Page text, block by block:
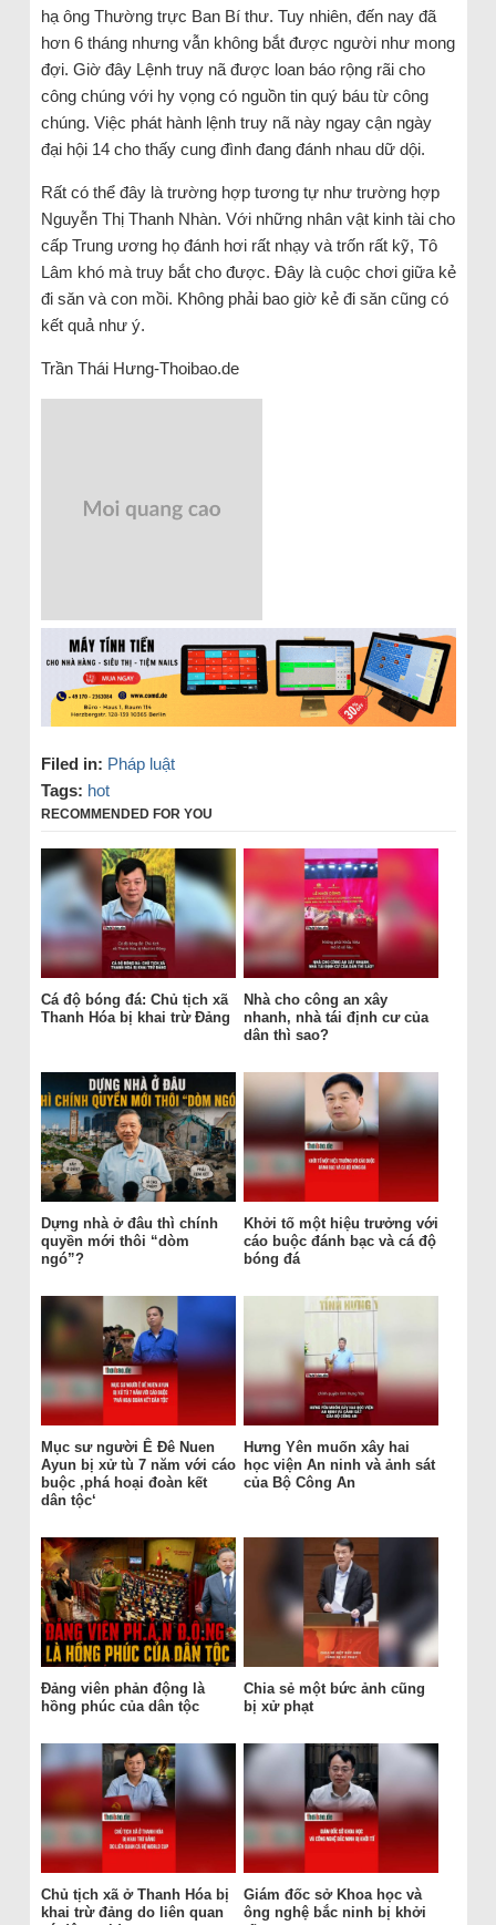
hạ ông Thường trực Ban Bí thư. Tuy nhiên, đến nay đã
hơn 6 tháng nhưng vẫn không bắt được người như mong
đợi. Giờ đây Lệnh truy nã được loan báo rộng rãi cho
công chúng với hy vọng có nguồn tin quý báu từ công
chúng. Việc phát hành lệnh truy nã này ngay cận ngày
đại hội 14 cho thấy cung đình đang đánh nhau dữ dội.
Rất có thể đây là trường hợp tương tự như trường hợp
Nguyễn Thị Thanh Nhàn. Với những nhân vật kinh tài cho
cấp Trung ương họ đánh hơi rất nhạy và trốn rất kỹ, Tô
Lâm khó mà truy bắt cho được. Đây là cuộc chơi giữa kẻ
đi săn và con mồi. Không phải bao giờ kẻ đi săn cũng có
kết quả như ý.
Trần Thái Hưng-Thoibao.de
Filed in: Pháp luật
Tags: hot
RECOMMENDED FOR YOU
Cá độ bóng đá: Chủ tịch xã
Thanh Hóa bị khai trừ Đảng
Nhà cho công an xây
nhanh, nhà tái định cư của
dân thì sao?
Dựng nhà ở đâu thì chính
quyền mới thôi “dòm
ngó”?
Khởi tố một hiệu trưởng với
cáo buộc đánh bạc và cá độ
bóng đá
Mục sư người Ê Đê Nuen
Ayun bị xử tù 7 năm với cáo
buộc ‚phá hoại đoàn kết
dân tộc‘
Hưng Yên muốn xây hai
học viện An ninh và ảnh sát
của Bộ Công An
Đảng viên phản động là
hồng phúc của dân tộc
Chia sẻ một bức ảnh cũng
bị xử phạt
Chủ tịch xã ở Thanh Hóa bị
khai trừ đảng do liên quan
Giám đốc sở Khoa học và
ông nghệ bắc ninh bị khởi